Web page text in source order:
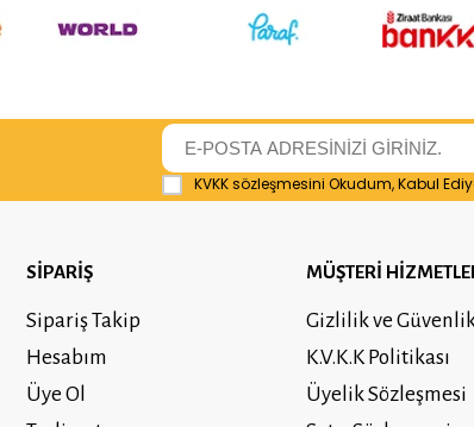
KVKK sözleşmesini Okudum, Kabul
SİPARİŞ
Sipariş Takip
Hesabım
Üye Ol
MÜŞTERİ
Gizlilik ve
K.V.K.K Politikası
Üyelik Sözleşmesi